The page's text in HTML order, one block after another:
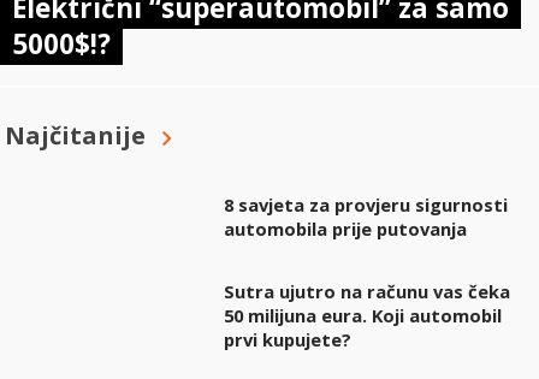
5000$!?
Najčitanije
8 savjeta za provjeru sigurnosti
automobila prije putovanja
Sutra ujutro na računu vas čeka
50 milijuna eura. Koji automobil
prvi kupujete?